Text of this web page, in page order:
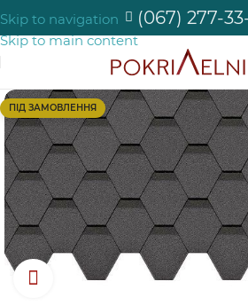
Skip to navigation
Skip to main content
(067) 277-
ПІД ЗАМОВЛЕННЯ
Натисніть, щоб збільшити